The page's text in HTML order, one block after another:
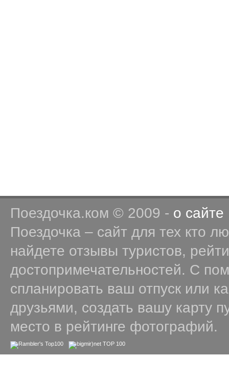
Поездочка.ком © 2009 - о сайте
Поездочка – сайт для тех кто
найдете отзывы туристов,
достопримечательностей. С
спланировать ваш отпуск или
друзьями, создать вашу карту
место в рейтинге фотографий.